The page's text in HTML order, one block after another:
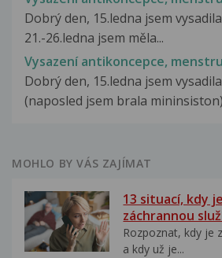
Dobrý den, 15.ledna jsem
21.-26.ledna jsem měla...
Vysazení antikoncepce,
Dobrý den, 15.ledna jsem
(naposled jsem brala
MOHLO BY VÁS ZAJÍMAT
13 situací, kdy
záchrannou
Rozpoznat, kdy je
a kdy už je...